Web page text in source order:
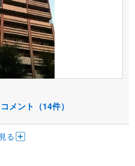
コメント（14件）
る